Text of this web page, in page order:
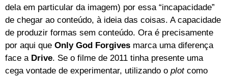
dela em particular da imagem) por essa “incapacidade”
de chegar ao conteúdo, à ideia das coisas. A capacidade
de produzir formas sem conteúdo. Ora é precisamente
por aqui que Only God Forgives marca uma diferença
face a Drive. Se o filme de 2011 tinha presente uma
cega vontade de experimentar, utilizando o plotcomo